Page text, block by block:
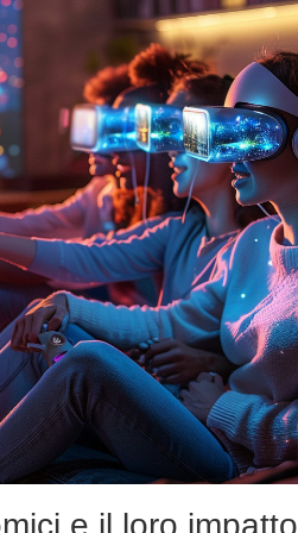
e il loro impatto